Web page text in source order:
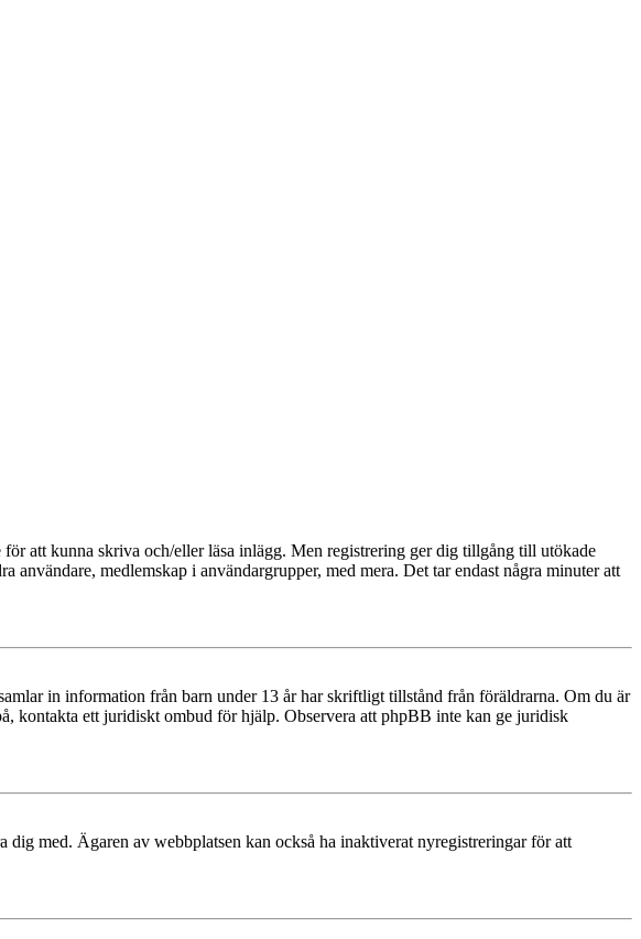
att kunna skriva och/eller läsa inlägg. Men registrering ger dig tillgång till utökade
medlemskap i användargrupper, med mera. Det tar endast några minuter att
in information från barn under 13 år har skriftligt tillstånd från föräldrarna. Om du är
kontakta ett juridiskt ombud för hjälp. Observera att phpBB inte kan ge juridisk
med. Ägaren av webbplatsen kan också ha inaktiverat nyregistreringar för att